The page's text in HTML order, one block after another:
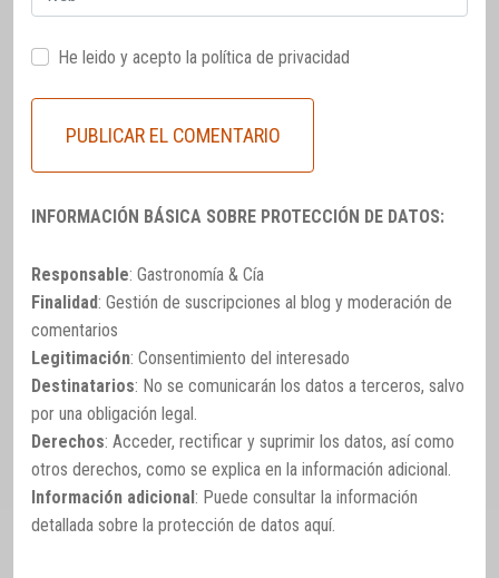
He leido y acepto la política de privacidad
INFORMACIÓN BÁSICA SOBRE PROTECCIÓN DE DATOS:
Responsable: Gastronomía & Cía
Finalidad: Gestión de suscripciones al blog y moderación de
comentarios
Legitimación: Consentimiento del interesado
Destinatarios: No se comunicarán los datos a terceros, salvo
por una obligación legal.
Derechos: Acceder, rectificar y suprimir los datos, así como
otros derechos, como se explica en la información adicional.
Información adicional : Puede consultar la información
detallada sobre la protección de datos aquí.